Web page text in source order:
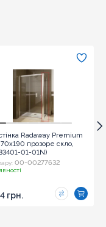
Radaway Premium
прозоре скло,
01-01N)
00-00277632
грн.